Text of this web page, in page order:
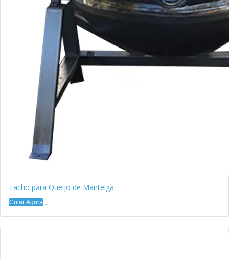
Tacho para Queijo de Manteiga
Cotar Agora